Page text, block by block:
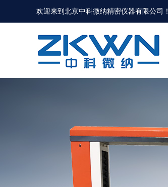
欢迎来到北京中科微纳精密仪器有限公司！